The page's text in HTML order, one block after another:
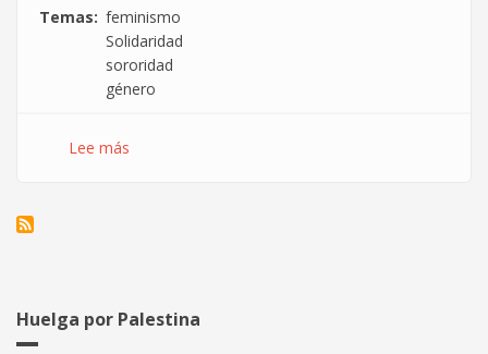
Temas
feminismo
Solidaridad
sororidad
género
Lee más
Huelga por Palestina